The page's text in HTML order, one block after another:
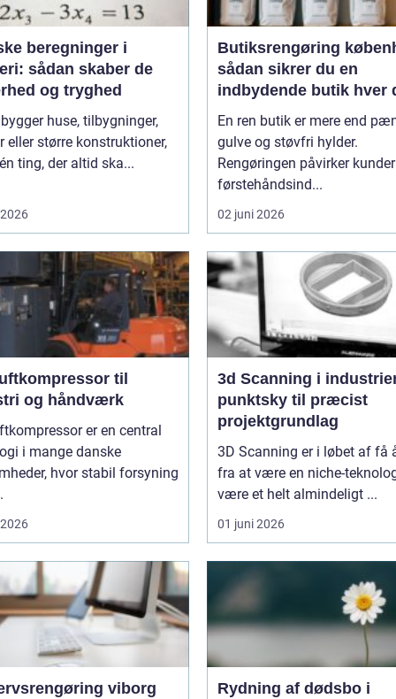
beregninger i
sådan skaber de
og tryghed
huse, tilbygninger,
eller større konstruktioner,
ting, der altid ska...
Butiksrengøring
sådan sikrer du en
indbydende butik hver
En ren butik er mere end
gulve og støvfri hylder.
Rengøringen påvirker
førstehåndsind...
02 juni 2026
til
og håndværk
er en central
i mange danske
hvor stabil forsyning
3d Scanning i
punktsky til præcist
projektgrundlag
3D Scanning er i løbet af få
fra at være en niche-
være et helt almindeligt ...
01 juni 2026
viborg
Rydning af dødsbo i